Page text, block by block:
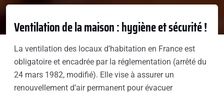
Ventilation de la maison : hygiène et sécurité !
La ventilation des locaux d’habitation en France est
obligatoire et encadrée par la réglementation (arrêté du
24 mars 1982, modifié). Elle vise à assurer un
renouvellement d’air permanent pour évacuer